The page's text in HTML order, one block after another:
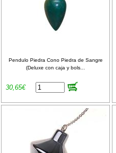
Pendulo Piedra Cono Piedra de Sangre
(Deluxe con caja y bols...
30,65€